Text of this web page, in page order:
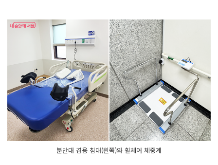
분만대 겸용 침대(왼쪽)와 휠체어 체중계